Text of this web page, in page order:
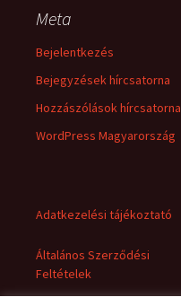
Meta
Bejelentkezés
Bejegyzések hírcsatorna
Hozzászólások hírcsatorna
WordPress Magyarország
Adatkezelési tájékoztató
Általános Szerződési
Feltételek